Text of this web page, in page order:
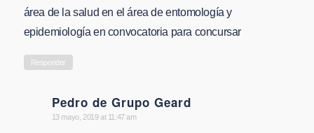
área de la salud en el área de entomología y
epidemiología en convocatoria para concursar
Responder
Pedro de Grupo Geard
says:
13 mayo, 2019 at 11:47 am